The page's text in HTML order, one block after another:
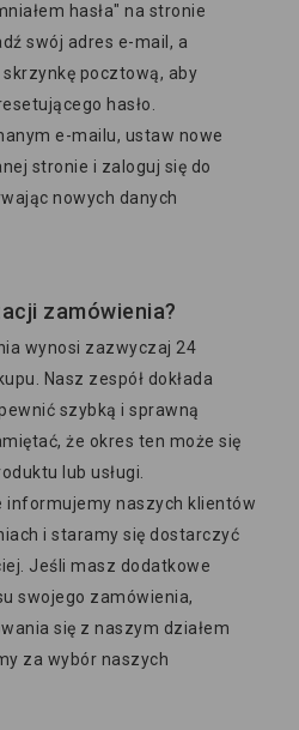
hasła" na stronie
swój adres e-mail, a
pocztową, aby
hasło.
e-mailu, ustaw nowe
stronie i zaloguj się do
nowych danych
zamówienia?
wynosi zazwyczaj 24
Nasz zespół dokłada
szybką i sprawną
że okres ten może się
lub usługi.
informujemy naszych klientów
i staramy się dostarczyć
Jeśli masz dodatkowe
swojego zamówienia,
się z naszym działem
za wybór naszych